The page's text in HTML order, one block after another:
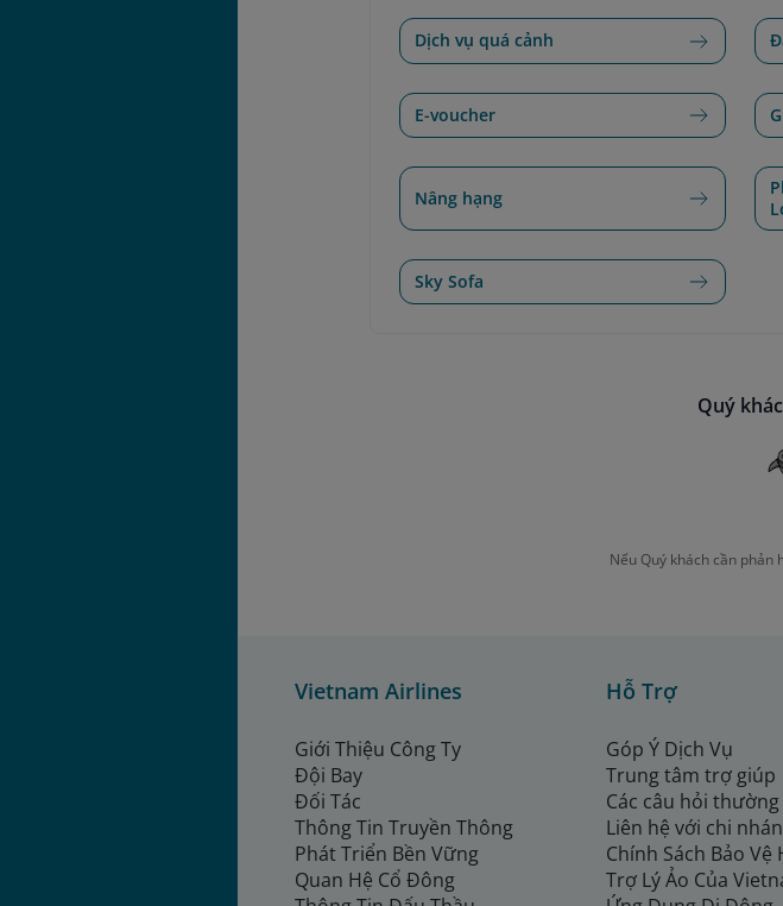
Dịch vụ quá cảnh
E-voucher
Nâng hạng
Sky Sofa
Quý
Nếu Quý khách cần
Vietnam Airlines
Giới Thiệu Công Ty
Đội Bay
Đối Tác
Thông Tin Truyền Thông
Phát Triển Bền Vững
Quan Hệ Cổ Đông
Hỗ Trợ
Góp Ý Dịch Vụ
Trung tâm trợ giúp
Các câu hỏi thường
Liên hệ với chi
Chính Sách Bảo Vệ
Trợ Lý Ảo Của